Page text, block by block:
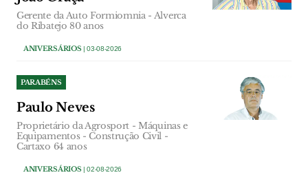
Gerente da Auto Formiomnia - Alverca
do Ribatejo 80 anos
ANIVERSÁRIOS| 03-08-2026
PARABÉNS
Paulo Neves
Proprietário da Agrosport - Máquinas e
Equipamentos - Construção Civil -
Cartaxo 64 anos
ANIVERSÁRIOS| 02-08-2026